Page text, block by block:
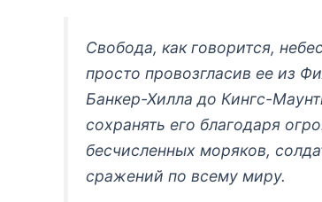
Свобода, как говорится,
просто провозгласив ее из
Банкер-Хилла до Кингс-
сохранять его благодаря
бесчисленных моряков,
сражений по всему миру.